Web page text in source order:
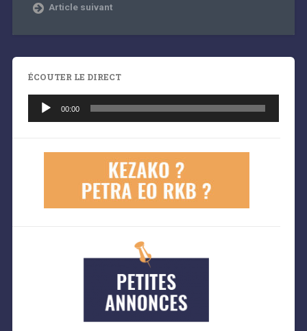
Article suivant
ÉCOUTER LE DIRECT
audio
00:00